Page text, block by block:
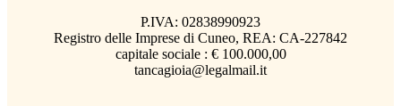
P.IVA: 02838990923
Registro delle Imprese di Cuneo, REA: CA-227842
capitale sociale : € 100.000,00
tancagioia@legalmail.it